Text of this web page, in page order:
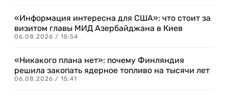
«Информация интересна для США»: что стоит за
визитом главы МИД Азербайджана в Киев
06.08.2026 / 15:54
«Никакого плана нет»: почему Финляндия
решила закопать ядерное топливо на тысячи лет
06.08.2026 / 15:41